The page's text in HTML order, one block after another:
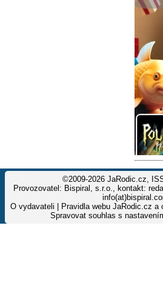
©2009-2026 JaRodic.cz,
Provozovatel: Bispiral, s.r.o., kontakt:
O vydavateli
Pravidla webu JaRodic.cz a
Spravovat souhlas s